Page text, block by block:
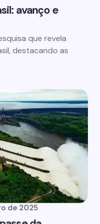
avanço e
que revela
destacando as
de 2025